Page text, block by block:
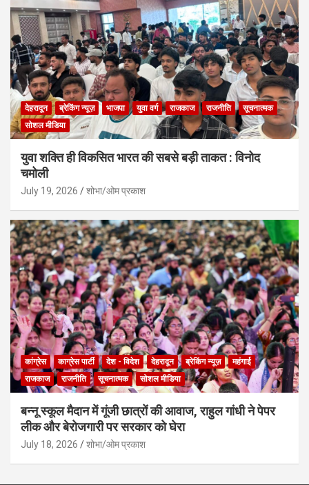
देहरादून ब्रेकिंग न्यूज़ भाजपा युवा वर्ग राजकाज राजनीति
सूचनात्मक
सोशल मीडिया
युवा शक्ति ही विकसित भारत की सबसे बड़ी ताकत : विनोद
चमोली
July 19, 2026 शोभा/ओम प्रकाश
कांग्रेस काग्रेस पार्टी देश - विदेश देहरादून ब्रेकिंग न्यूज़
महंगाई
राजकाज
राजनीति सूचनात्मक सोशल मीडिया
बन्नू स्कूल मैदान में गूंजी छात्रों की आवाज, राहुल गांधी ने पेपर
लीक और बेरोजगारी पर सरकार को घेरा
July 18, 2026 शोभा/ओम प्रकाश